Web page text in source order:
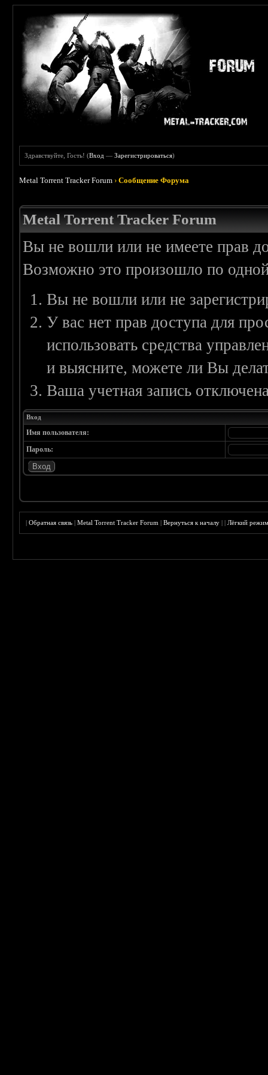
Здравствуйте, Гость! (Вход —Зарегистрироваться)
Metal Torrent Tracker Forum ›Сообщение Форума
Metal Torrent Tracker Forum
Вы не вошли или не имеете прав
Возможно это произошло по
Вы не вошли или не
У вас нет прав доступа для
использовать средства
и выясните, можете ли Вы
Ваша учетная запись
Вход
Имя пользователя:
Пароль:
|Обратная связь |Metal Torrent Tracker Forum |Вернуться к началу ||Лёгкий